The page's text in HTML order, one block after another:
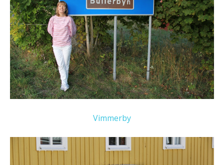
Vimmerby